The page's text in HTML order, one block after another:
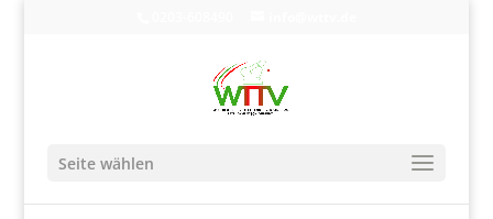
Seite wählen